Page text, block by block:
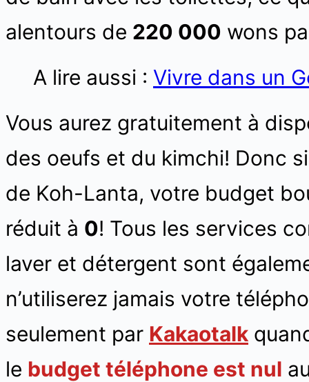
alentours de 220 000 wons
A lire aussi : Vivre dans un
Vous aurez gratuitement à
des oeufs et du kimchi! Donc
de Koh-Lanta, votre budget
réduit à 0! Tous les services
laver et détergent sont
n’utiliserez jamais votre
seulement par Kakaotalk
le budget téléphone est nul